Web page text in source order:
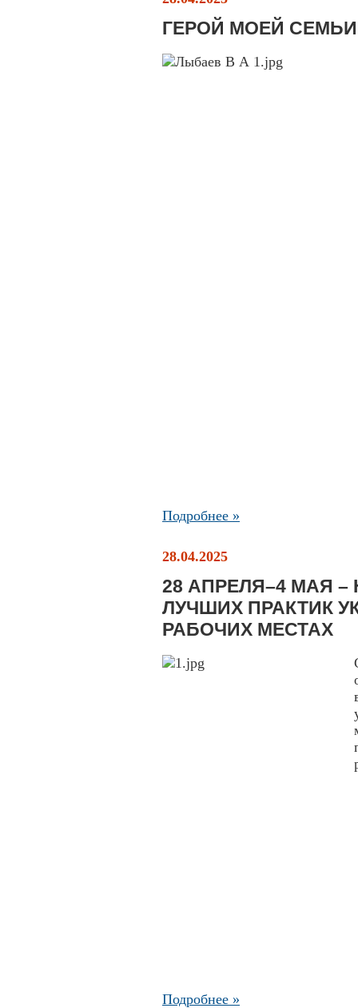
ГЕРОЙ МОЕЙ СЕМЬИ
Подробнее »
28.04.2025
28 АПРЕЛЯ–4 МАЯ
ЛУЧШИХ ПРАКТИК
РАБОЧИХ МЕСТАХ
Подробнее »